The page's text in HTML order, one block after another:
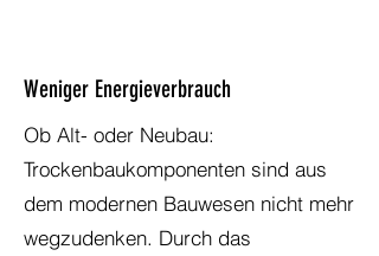
Weniger Energieverbrauch
Ob Alt- oder Neubau:
Trockenbaukomponenten sind aus
dem modernen Bauwesen nicht mehr
wegzudenken. Durch das